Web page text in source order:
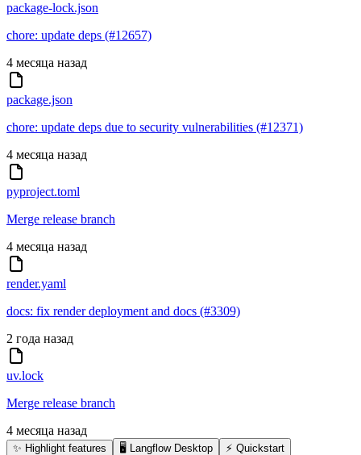
package-lock.json
chore: update deps (#12657)
4 месяца назад
package.json
chore: update deps due to security vulnerabilities (#12371)
4 месяца назад
pyproject.toml
Merge release branch
4 месяца назад
render.yaml
docs: fix render deployment and docs (#3309)
2 года назад
uv.lock
Merge release branch
4 месяца назад
✨ Highlight features 🖥️ Langflow Desktop ⚡️ Quickstart